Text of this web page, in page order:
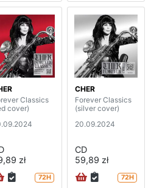
Classics
cover)
zł
72H
CHER
Forever Classics
(silver cover)
20.09.2024
CD
59,89 zł
72H